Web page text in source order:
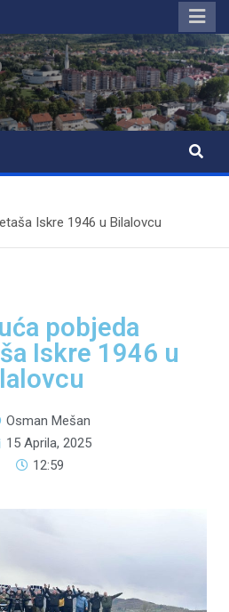
Iskre 1946 u Bilalovcu
pobjeda
Iskre 1946 u
Osman Mešan
15 Aprila, 2025
12:59